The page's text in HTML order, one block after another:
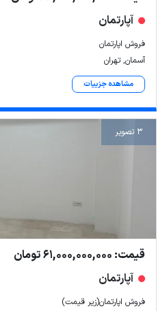
آپارتمان
فروش اپارتمان
آسمان, تهران
مشاهده جزییات
3 تصویر
قیمت: 61,000,000,000 تومان
آپارتمان
فروش اپارتمان(زیر قیمت)